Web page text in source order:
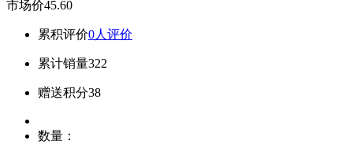
市场价45.60
累积评价0人评价
累计销量322
赠送积分38
数量：